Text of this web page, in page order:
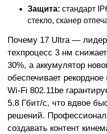
Защита: стандарт
стекло, сканер
Почему 17 Ultra —
техпроцесс 3 нм
30%, а аккумулятор
обеспечивает
Wi-Fi 802.11be
5.8 Гбит/с, что вдвое
решений.
создавать контент